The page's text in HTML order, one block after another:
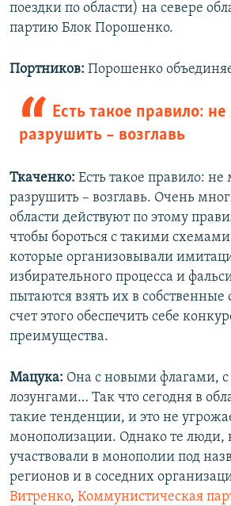
поездки по области) на севере
партию Блок Порошенко.
Портников: Порошенко
Есть такое правило:
разрушить – возглавь
Ткаченко: Есть такое правило:
разрушить – возглавь. Очень
области действуют по этому
чтобы бороться с такими
которые организовывали
избирательного процесса и
пытаются взять их в собственные
счет этого обеспечить себе
преимущества.
Мацука: Она с новыми флагами,
лозунгами… Так что сегодня в
такие тенденции, и это не
монополизации. Однако те люди,
участвовали в монополии под
регионов и в соседних
Витренко, Коммунистическая